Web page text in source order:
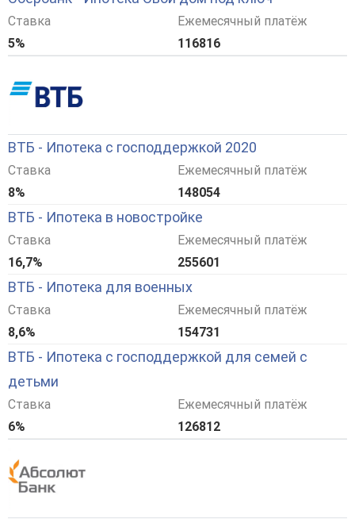
Ставка
5%
Ежемесячный платёж
116816
ВТБ - Ипотека с господдержкой 2020
Ставка
8%
Ежемесячный платёж
148054
ВТБ - Ипотека в новостройке
Ставка
16,7%
Ежемесячный платёж
255601
ВТБ - Ипотека для военных
Ставка
8,6%
Ежемесячный платёж
154731
ВТБ - Ипотека с господдержкой для семей с
детьми
Ставка
6%
Ежемесячный платёж
126812